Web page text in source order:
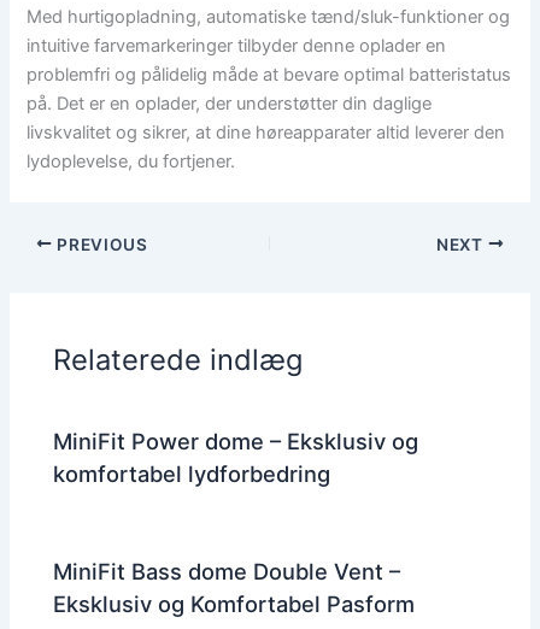
Med hurtigopladning, automatiske tænd/sluk-funktioner og
intuitive farvemarkeringer tilbyder denne oplader en
problemfri og pålidelig måde at bevare optimal batteristatus
på. Det er en oplader, der understøtter din daglige
livskvalitet og sikrer, at dine høreapparater altid leverer den
lydoplevelse, du fortjener.
PREVIOUS NEXT
Relaterede indlæg
MiniFit Power dome – Eksklusiv og
komfortabel lydforbedring
MiniFit Bass dome Double Vent –
Eksklusiv og Komfortabel Pasform